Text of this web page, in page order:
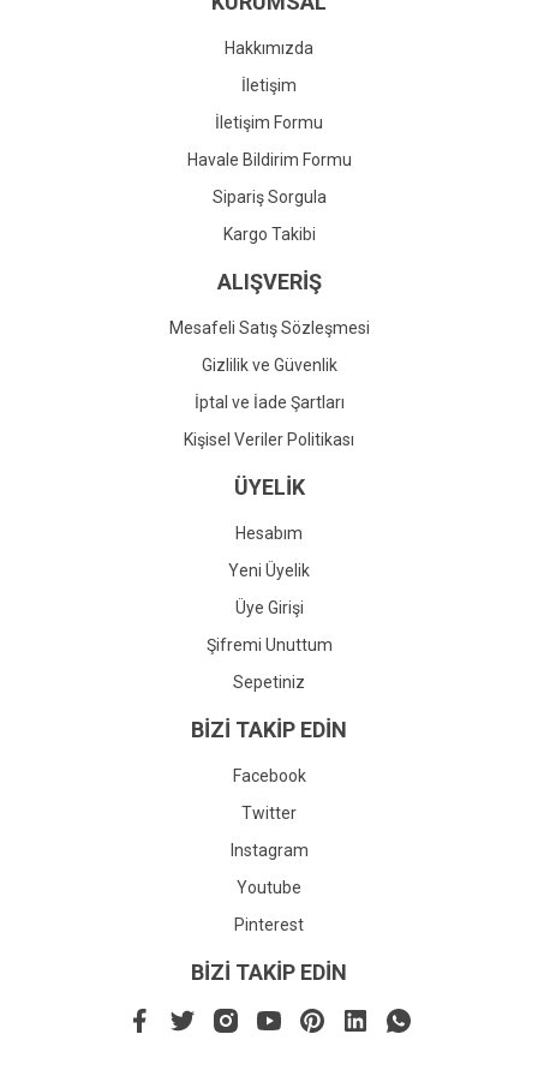
Gönder
Hakkımızda
İletişim
İletişim Formu
Havale Bildirim Formu
Sipariş Sorgula
Kargo Takibi
ALIŞVERİŞ
Mesafeli Satış Sözleşmesi
Gizlilik ve Güvenlik
İptal ve İade Şartları
Kişisel Veriler Politikası
ÜYELİK
Hesabım
Yeni Üyelik
Üye Girişi
Şifremi Unuttum
Sepetiniz
BİZİ TAKİP EDİN
Facebook
Twitter
Instagram
Youtube
Pinterest
BİZİ TAKİP EDİN